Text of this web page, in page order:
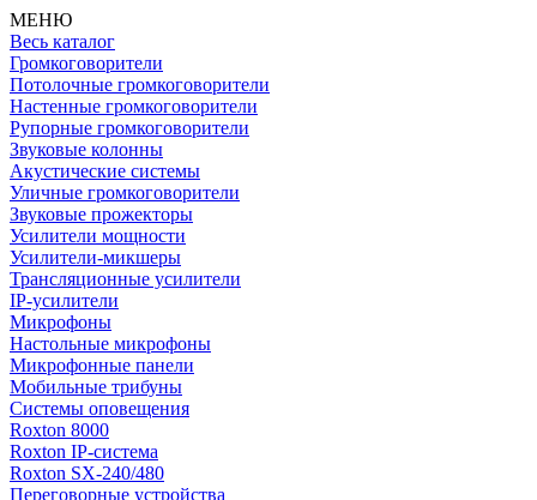
МЕНЮ
Весь каталог
Громкоговорители
Потолочные громкоговорители
Настенные громкоговорители
Рупорные громкоговорители
Звуковые колонны
Акустические системы
Уличные громкоговорители
Звуковые прожекторы
Усилители мощности
Усилители-микшеры
Трансляционные усилители
IP-усилители
Микрофоны
Настольные микрофоны
Микрофонные панели
Мобильные трибуны
Системы оповещения
Roxton 8000
Roxton IP-система
Roxton SX-240/480
Переговорные устройства